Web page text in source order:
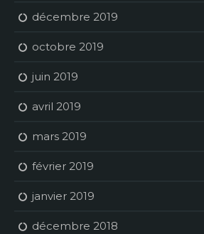
décembre 2019
octobre 2019
juin 2019
avril 2019
mars 2019
février 2019
janvier 2019
décembre 2018